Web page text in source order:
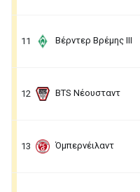
11 Βέρντερ Βρέμης ΙΙΙ
12 BTS Νέουσταντ
13 Όμπερνέιλαντ